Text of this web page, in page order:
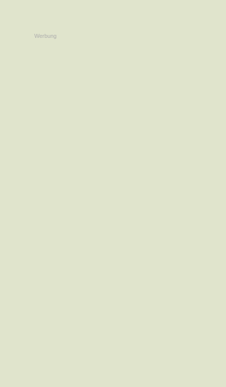
Werbung